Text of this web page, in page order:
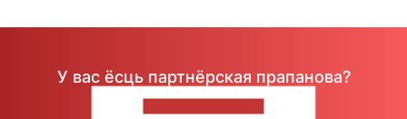
У вас ёсць партнёрская прапанова?